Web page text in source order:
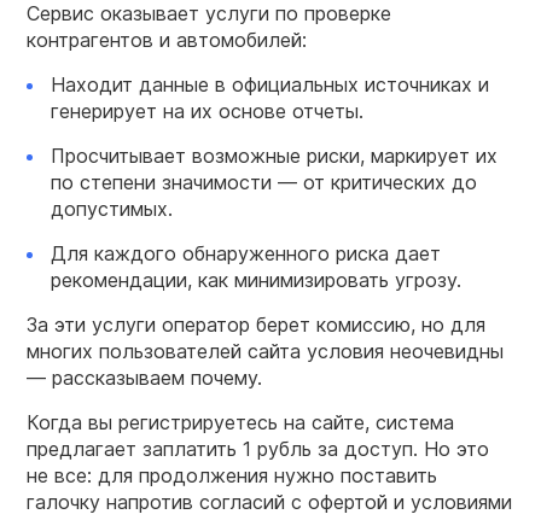
Сервис оказывает услуги по проверке
контрагентов и автомобилей:
Находит данные в официальных источниках и
генерирует на их основе отчеты.
Просчитывает возможные риски, маркирует их
по степени значимости — от критических до
допустимых.
Для каждого обнаруженного риска дает
рекомендации, как минимизировать угрозу.
За эти услуги оператор берет комиссию, но для
многих пользователей сайта условия неочевидны
— рассказываем почему.
Когда вы регистрируетесь на сайте, система
предлагает заплатить 1 рубль за доступ. Но это
не все: для продолжения нужно поставить
галочку напротив согласий с офертой и условиями